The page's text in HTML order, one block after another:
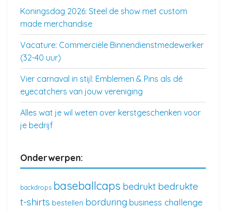
Koningsdag 2026: Steel de show met custom
made merchandise
Vacature: Commerciële Binnendienstmedewerker
(32-40 uur)
Vier carnaval in stijl: Emblemen & Pins als dé
eyecatchers van jouw vereniging
Alles wat je wil weten over kerstgeschenken voor
je bedrijf
Onderwerpen:
backdrops baseballcaps bedrukt bedrukte
t-shirts bestellen borduring business challenge